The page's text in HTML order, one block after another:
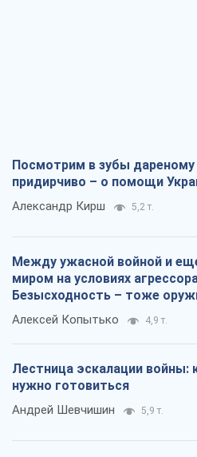
Посмотрим в зубы
придирчиво – о помощи
Александр Кирш 5,2 т.
Между ужасной войной и
миром на условиях
Безысходность – тоже
Алексей Копытько 4,9 т.
Лестница эскалации войны:
нужно готовиться
Андрей Шевчишин 5,9 т.